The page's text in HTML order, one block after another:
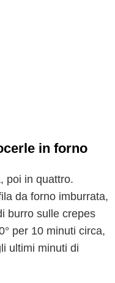
in forno
poi in quattro.
da forno imburrata,
burro sulle crepes
per 10 minuti circa,
ultimi minuti di